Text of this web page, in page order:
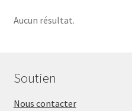
GAIN GROOMING
Blog
Aucun résultat.
Soutien
Nous contacter